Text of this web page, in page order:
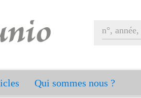
Qui sommes nous ?